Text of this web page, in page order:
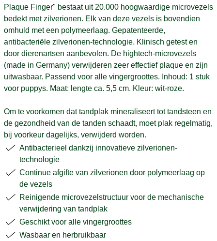
Plaque Finger" bestaat uit 20.000 hoogwaardige microvezels
bedekt met zilverionen. Elk van deze vezels is bovendien
omhuld met een polymeerlaag. Gepatenteerde,
antibacteriële zilverionen-technologie. Klinisch getest en
door dierenartsen aanbevolen. De hightech-microvezels
(made in Germany) verwijderen zeer effectief plaque en zijn
uitwasbaar. Passend voor alle vingergroottes. Inhoud: 1 stuk
voor puppys. Maat: lengte ca. 5,5 cm. Kleur: wit-roze.
Om te voorkomen dat tandplak mineraliseert tot tandsteen en
de gezondheid van de tanden schaadt, moet plak regelmatig,
bij voorkeur dagelijks, verwijderd worden.
Antibacterieel dankzij innovatieve zilverionen-
technologie
Continue afgifte van zilverionen door polymeerlaag op
de vezels
Reinigende microvezelstructuur voor de mechanische
verwijdering van tandplak
Geschikt voor alle vingergroottes
Wasbaar en herbruikbaar